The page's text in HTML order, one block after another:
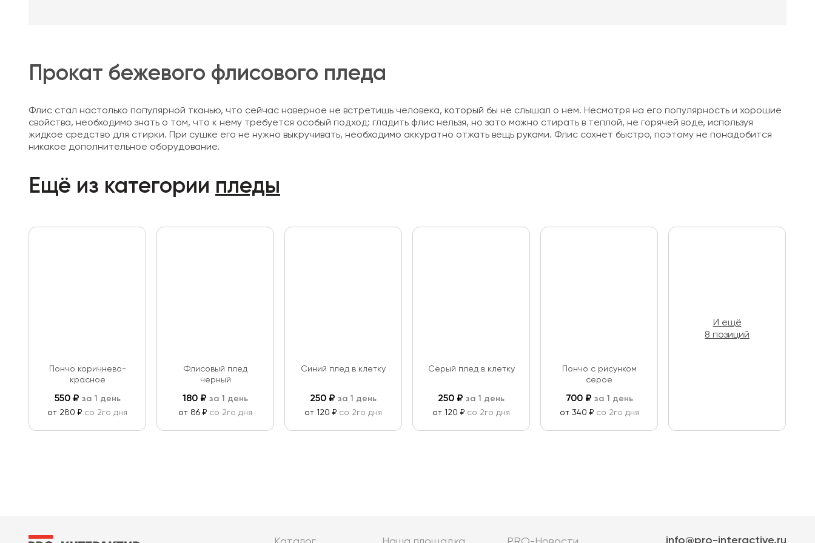
Прокат бежевого флисового пледа
Флис стал настолько популярной тканью, что сейчас наверное не встретишь человека, который бы не слышал о нем. Несмотря на его популярность и хорошие
свойства, необходимо знать о том, что к нему требуется особый подход: гладить флис нельзя, но зато можно стирать в теплой, не горячей воде, используя
жидкое средство для стирки. При сушке его не нужно выкручивать, необходимо аккуратно отжать вещь руками. Флис сохнет быстро, поэтому не понадобится
никакое дополнительное оборудование.
Ещё из категории пледы
Пончо коричнево-
красное
550₽ за 1 день
от 280 ₽ со 2го дня
Флисовый плед
черный
180 ₽ за 1 день
от 86 ₽ со 2го дня
Синий плед в клетку
250 ₽ за 1 день
от 120 ₽ со 2го дня
Серый плед в клетку
250 ₽ за 1 день
от 120 ₽ со 2го дня
Пончо с рисунком
серое
700₽ за 1 день
от 340 ₽ со 2го дня
И ещё
8 позиций
info@pro-interactive.ru